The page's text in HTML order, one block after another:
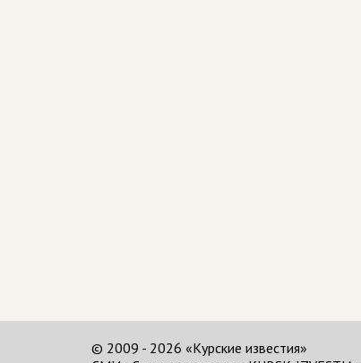
© 2009 - 2026 «Курские известия»